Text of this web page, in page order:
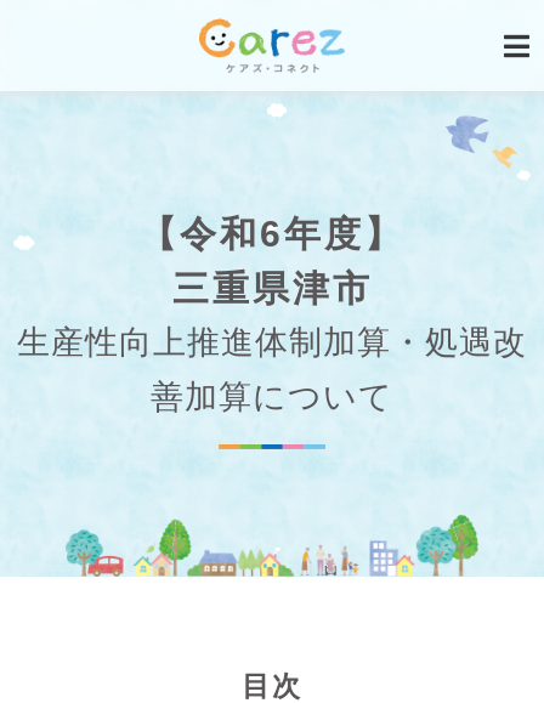
【令和6年度】
三重県津市
生産性向上推進体制加算・処遇改
善加算について
目次